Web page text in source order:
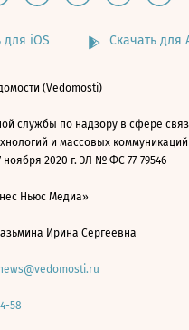
для iOS Скачать для
(Vedomosti)
службы по надзору в сфере
и массовых коммуникаций
ноября 2020 г. ЭЛ № ФС 77-79546
Ньюс Медиа»
Ирина Сергеевна
58